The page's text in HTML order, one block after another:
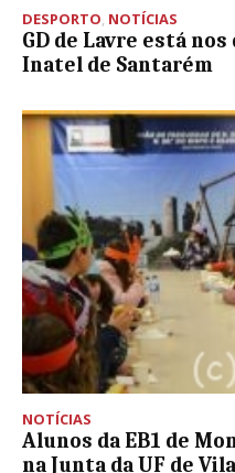
DESPORTO, NOTÍCIAS
GD de Lavre está
Inatel de Santarém
NOTÍCIAS
Alunos da EB1 de
na Junta da UF de